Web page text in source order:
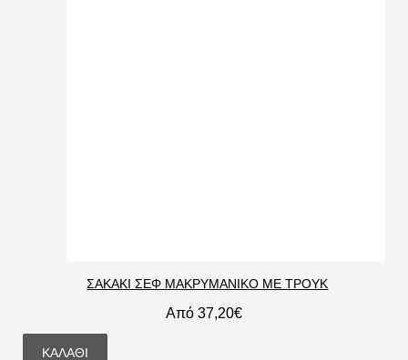
ΣΑΚΆΚΙ ΣΕΦ ΜΑΚΡΥΜΆΝΙΚΟ ΜΕ ΤΡΟΥΚ
Από 37,20€
ΚΑΛΆΘΙ